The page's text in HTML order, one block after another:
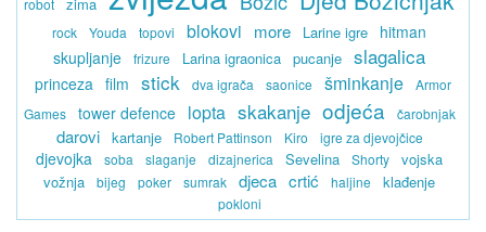
robot
rock Youda topovi blokovi more Larine igre
hitman
skupljanje
frizure Larina igraonica pucanje slagalica
princeza film stick dva igrača saonice šminkanje
Armor
Games
tower defence lopta skakanje odjeća čarobnjak
darovi kartanje Robert Pattinson Kiro igre za djevojčice
djevojka soba slaganje dizajnerica Sevelina Shorty
vojska
vožnja
bijeg poker sumrak djeca crtić haljine klađenje
pokloni